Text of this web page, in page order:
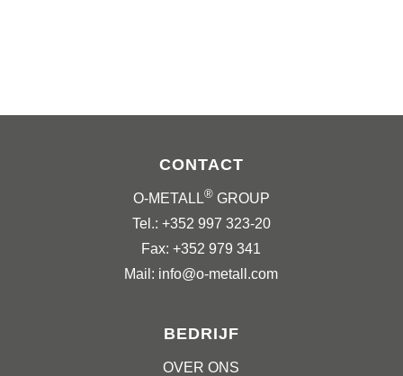
CONTACT
O-METALL®GROUP
Tel.: +352 997 323-20
Fax: +352 979 341
Mail: info@o-metall.com
BEDRIJF
OVER ONS